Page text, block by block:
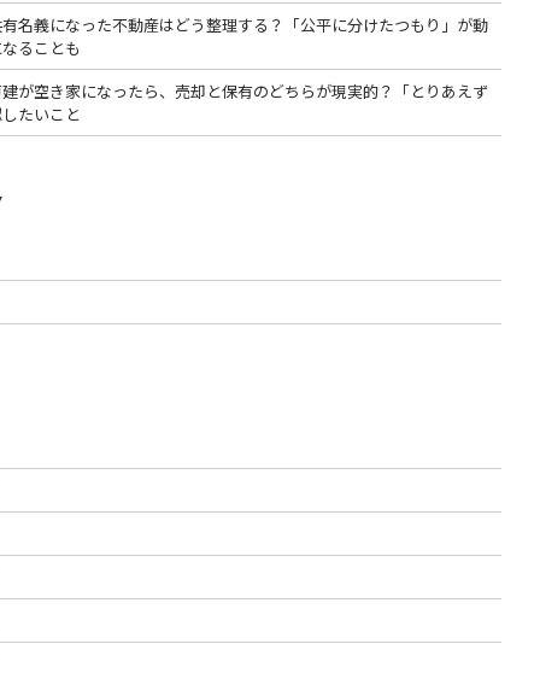
名義になった不動産はどう整理する？「公平に分けたつもり」が動
ることも
が空き家になったら、売却と保有のどちらが現実的？「とりあえず
たいこと